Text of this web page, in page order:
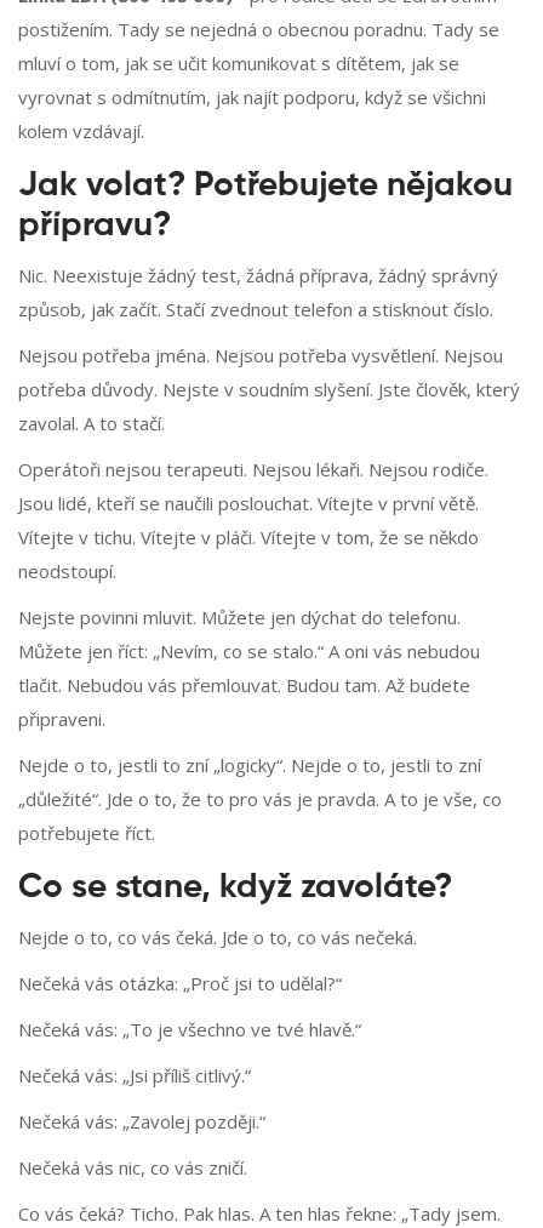
postižením. Tady se nejedná o obecnou poradnu. Tady se
mluví o tom, jak se učit komunikovat s dítětem, jak se
vyrovnat s odmítnutím, jak najít podporu, když se všichni
kolem vzdávají.
Jak volat? Potřebujete nějakou
přípravu?
Nic. Neexistuje žádný test, žádná příprava, žádný správný
způsob, jak začít. Stačí zvednout telefon a stisknout číslo.
Nejsou potřeba jména. Nejsou potřeba vysvětlení. Nejsou
potřeba důvody. Nejste v soudním slyšení. Jste člověk, který
zavolal. A to stačí.
Operátoři nejsou terapeuti. Nejsou lékaři. Nejsou rodiče.
Jsou lidé, kteří se naučili poslouchat. Vítejte v první větě.
Vítejte v tichu. Vítejte v pláči. Vítejte v tom, že se někdo
neodstoupí.
Nejste povinni mluvit. Můžete jen dýchat do telefonu.
Můžete jen říct: „Nevím, co se stalo.“ A oni vás nebudou
tlačit. Nebudou vás přemlouvat. Budou tam. Až budete
připraveni.
Nejde o to, jestli to zní „logicky“. Nejde o to, jestli to zní
„důležité“. Jde o to, že to pro vás je pravda. A to je vše, co
potřebujete říct.
Co se stane, když zavoláte?
Nejde o to, co vás čeká. Jde o to, co vás nečeká.
Nečeká vás otázka: „Proč jsi to udělal?“
Nečeká vás: „To je všechno ve tvé hlavě.“
Nečeká vás: „Jsi příliš citlivý.“
Nečeká vás: „Zavolej později.“
Nečeká vás nic, co vás zničí.
Co vás čeká? Ticho. Pak hlas. A ten hlas řekne: „Tady jsem.